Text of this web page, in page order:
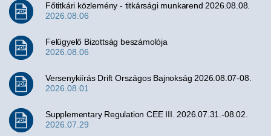
Főtitkári közlemény - titkársági munkarend 2026.08.08.
2026.08.06
Felügyelő Bizottság beszámolója
2026.08.06
Versenykiírás Drift Országos Bajnokság 2026.08.07-08.
2026.08.01
Supplementary Regulation CEE III. 2026.07.31.-08.02.
2026.07.29